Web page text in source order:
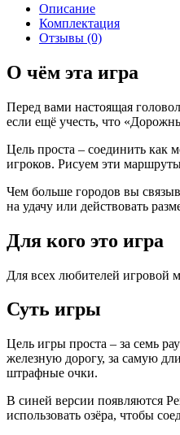
Описание
Комплектация
Отзывы (0)
О чём эта игра
Перед вами настоящая
если ещё учесть, что
Цель проста – соединить
игроков. Рисуем эти
Чем больше городов вы
на удачу или действовать
Для кого это игра
Для всех любителей игровой
Суть игры
Цель игры проста – за семь
железную дорогу, за самую
штрафные очки.
В синей версии появляются
использовать озёра, чтобы